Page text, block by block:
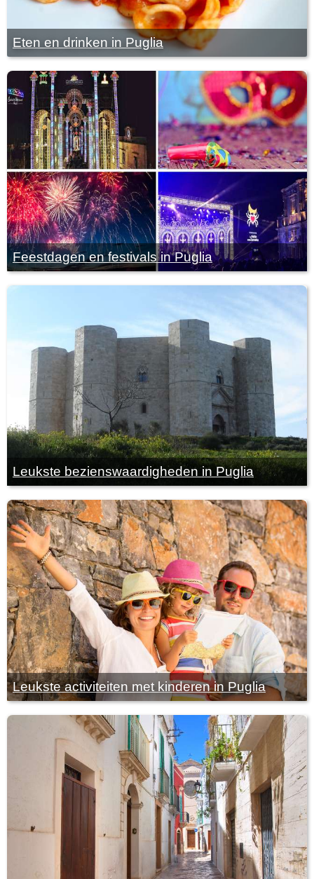
Eten en drinken in Puglia
Feestdagen en festivals in Puglia
Leukste bezienswaardigheden in Puglia
Leukste activiteiten met kinderen in Puglia